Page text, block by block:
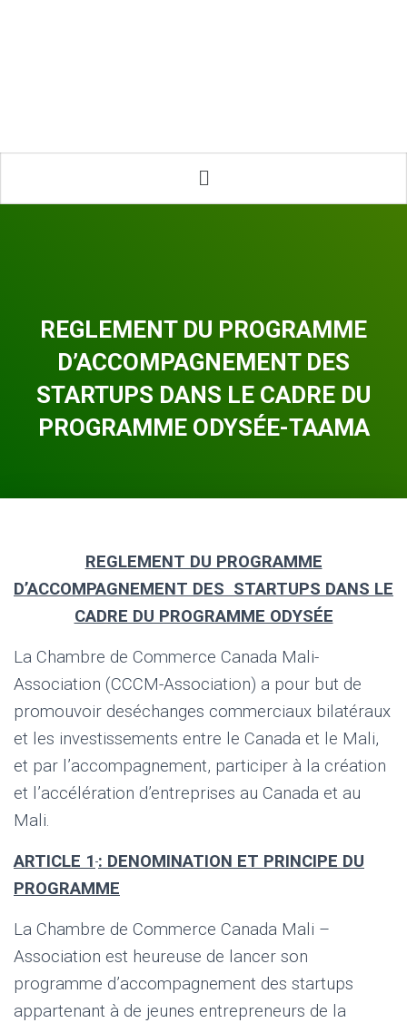
REGLEMENT DU PROGRAMME
D’ACCOMPAGNEMENT DES
STARTUPS DANS LE CADRE DU
PROGRAMME ODYSÉE-TAAMA
REGLEMENT DU PROGRAMME
D’ACCOMPAGNEMENT DES STARTUPS DANS LE
CADRE DU PROGRAMME ODYSÉE
La Chambre de Commerce Canada Mali-
Association (CCCM-Association) a pour but de
promouvoir deséchanges commerciaux bilatéraux
et les investissements entre le Canada et le Mali,
et par l’accompagnement, participer à la création
et l’accélération d’entreprises au Canada et au
Mali.
ARTICLE 1 : DENOMINATION ET PRINCIPE DU
PROGRAMME
La Chambre de Commerce Canada Mali –
Association est heureuse de lancer son
programme d’accompagnement des startups
appartenant à de jeunes entrepreneurs de la